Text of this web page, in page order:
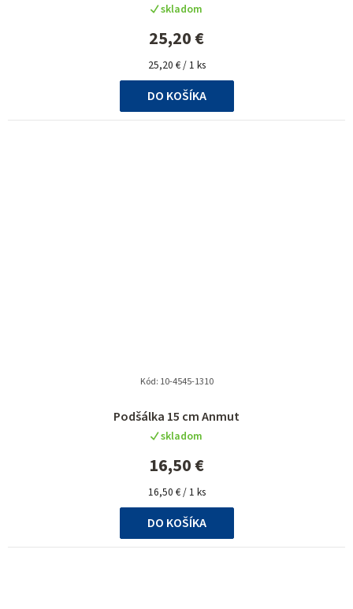
skladom
25,20 €
Jednotková
cena:
25,20 € / 1 ks
DO KOŠÍKA
Podšálka 15 cm Anmut
skladom
16,50 €
Jednotková
cena:
16,50 € / 1 ks
DO KOŠÍKA
Kód: 10-4545-1310